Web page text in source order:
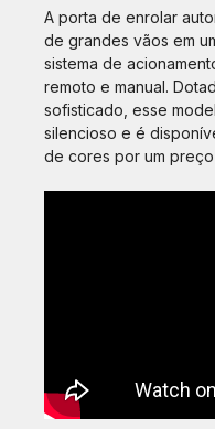
A porta de enrolar
de grandes vãos em
sistema de
remoto e manual.
sofisticado, esse
silencioso e é
de cores por um